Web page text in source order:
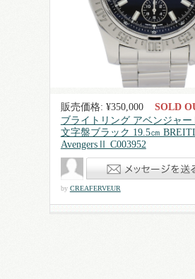
販売価格: ¥350,000 SOLD
ブライトリング アベンジャ
文字盤ブラック 19.5㎝
AvengersⅡ C003952
by CREAFERVEUR